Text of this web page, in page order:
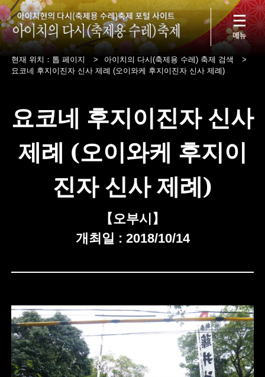
현재 위치： 톱 페이지 > 아이치의 다시(축제용 수레) 축제 검색
>
요코네 후지이진자 신사 제례 (오이와케 후지이진자 신사 제례)
요코네 후지이진자 신사
제례 (오이와케 후지이
진자 신사 제례)
【오부시】
개최일 : 2018/10/14